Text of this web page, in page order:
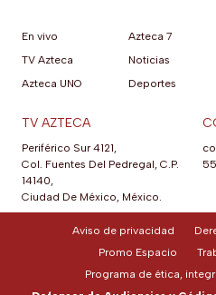
En vivo
TV Azteca
Azteca UNO
Azteca 7
Noticias
Deportes
TV AZTECA
Periférico Sur 4121,
Col. Fuentes Del Pedregal, C.P.
14140,
Ciudad De México, México.
Aviso de privacidad
Promo Espacio
Programa de ética,